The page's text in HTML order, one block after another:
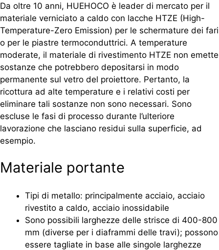
Da oltre 10 anni, HUEHOCO è leader di mercato per il
materiale verniciato a caldo con lacche HTZE (High-
Temperature-Zero Emission) per le schermature dei fari
o per le piastre termoconduttrici. A temperature
moderate, il materiale di rivestimento HTZE non emette
sostanze che potrebbero depositarsi in modo
permanente sul vetro del proiettore. Pertanto, la
ricottura ad alte temperature e i relativi costi per
eliminare tali sostanze non sono necessari. Sono
escluse le fasi di processo durante l’ulteriore
lavorazione che lasciano residui sulla superficie, ad
esempio.
Materiale portante
Tipi di metallo: principalmente acciaio, acciaio
rivestito a caldo, acciaio inossidabile
Sono possibili larghezze delle strisce di 400-800
mm (diverse per i diaframmi delle travi); possono
essere tagliate in base alle singole larghezze